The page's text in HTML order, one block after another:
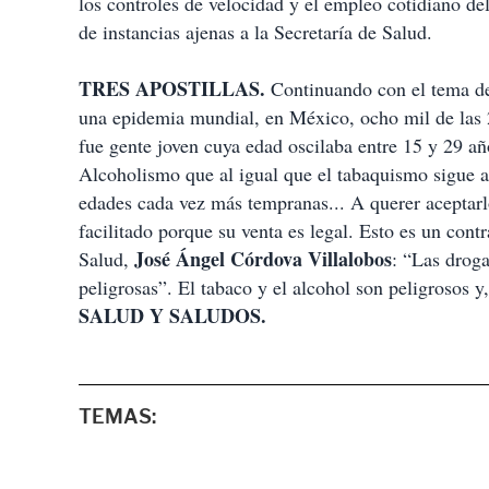
de instancias ajenas a la Secretaría de Salud.
TRES APOSTILLAS. Continuando con el tema
una epidemia mundial, en México, ocho mil de
fue gente joven cuya edad oscilaba entre 15 y 29
Alcoholismo que al igual que el tabaquismo sigue
edades cada vez más tempranas... A querer
facilitado porque su venta es legal. Esto es un
Salud, José Ángel Córdova Villalobos: “Las
peligrosas”. El tabaco y el alcohol son peligrosos
SALUD Y SALUDOS.
TEMAS: